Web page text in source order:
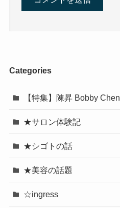
Categories
【特集】陳昇 Bobby Chen
★サロン体験記
★シゴトの話
★美容の話題
☆ingress